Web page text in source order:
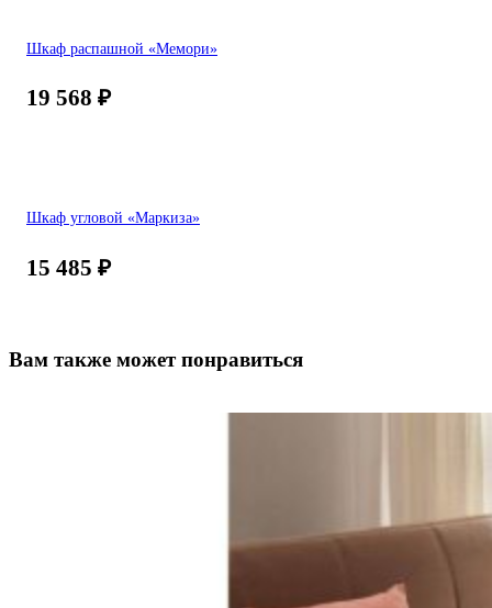
Шкаф распашной «Мемори»
19 568 ₽
Шкаф угловой «Маркиза»
15 485 ₽
Вам также может понравиться